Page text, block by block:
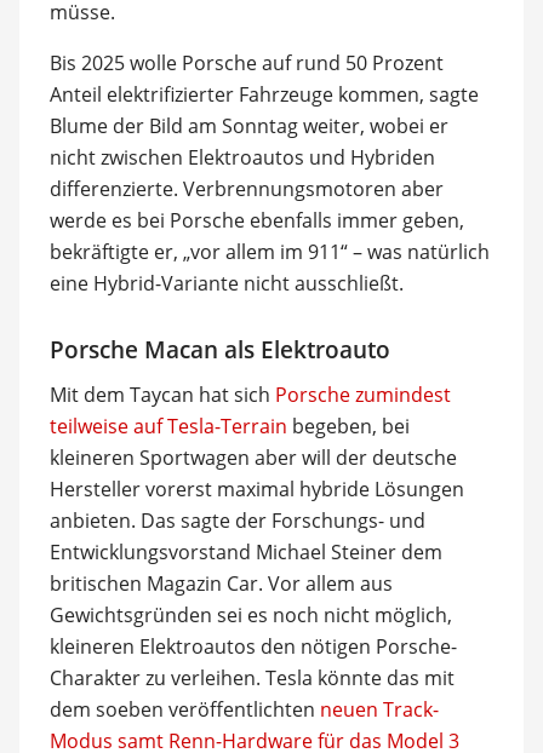
müsse.
Bis 2025 wolle Porsche auf rund 50 Prozent
Anteil elektrifizierter Fahrzeuge kommen, sagte
Blume der Bild am Sonntag weiter, wobei er
nicht zwischen Elektroautos und Hybriden
differenzierte. Verbrennungsmotoren aber
werde es bei Porsche ebenfalls immer geben,
bekräftigte er, „vor allem im 911“ – was natürlich
eine Hybrid-Variante nicht ausschließt.
Porsche Macan als Elektroauto
Mit dem Taycan hat sich Porsche zumindest
teilweise auf Tesla-Terrain begeben, bei
kleineren Sportwagen aber will der deutsche
Hersteller vorerst maximal hybride Lösungen
anbieten. Das sagte der Forschungs- und
Entwicklungsvorstand Michael Steiner dem
britischen Magazin Car. Vor allem aus
Gewichtsgründen sei es noch nicht möglich,
kleineren Elektroautos den nötigen Porsche-
Charakter zu verleihen. Tesla könnte das mit
dem soeben veröffentlichten neuen Track-
Modus samt Renn-Hardware für das Model 3